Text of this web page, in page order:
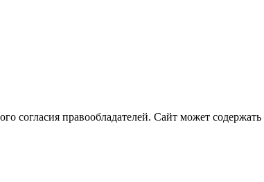
согласия правообладателей. Сайт может